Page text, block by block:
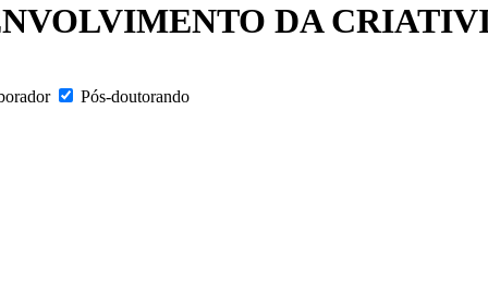
DA
Pós-doutorando